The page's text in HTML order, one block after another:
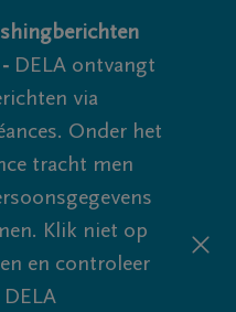
DELA ontvangt
via
Onder het
tracht men
Klik niet op
en controleer